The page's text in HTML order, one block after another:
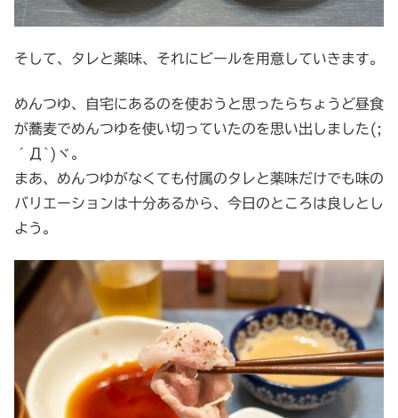
そして、タレと薬味、それにビールを用意していきます。
めんつゆ、自宅にあるのを使おうと思ったらちょうど昼食
が蕎麦でめんつゆを使い切っていたのを思い出しました(;
´Д`)ヾ。
まあ、めんつゆがなくても付属のタレと薬味だけでも味の
バリエーションは十分あるから、今日のところは良しとし
よう。